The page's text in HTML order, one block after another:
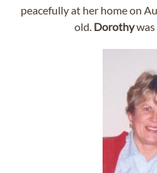
peacefully at her home on
old. Dorothywas